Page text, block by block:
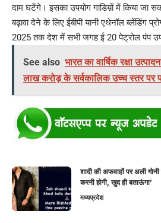
दाम घटेंगे। इसका उपयोग गाडिय़ों में किया जा
बढ़ावा देने के लिए ईबीपी यानी एथेनॉल ब्लेंडिंग
2025 तक देश में सभी जगह ई 20 पेट्रोल पंप
See also भारत का वार्षिक रक्षा
लाख करोड़ के सर्वकालिक उच्च स्तर पर
शादी की अफवाहों पर अली
करनी होगी, खुद ही बताऊंगा’
मध्यप्रदेश